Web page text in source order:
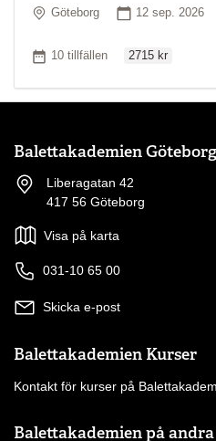
Plats
Göteborg Startdatum
12 sep. 2026
Antal tillfällen
10 tillfällen 2715 kr
Balettakademien Göteborg
Liberagatan 42
417 56 Göteborg
Visa på karta
031-10 65 00
Skicka e-post
Balettakademien Kurser
Kontakt för kurser på
Balettakademien på